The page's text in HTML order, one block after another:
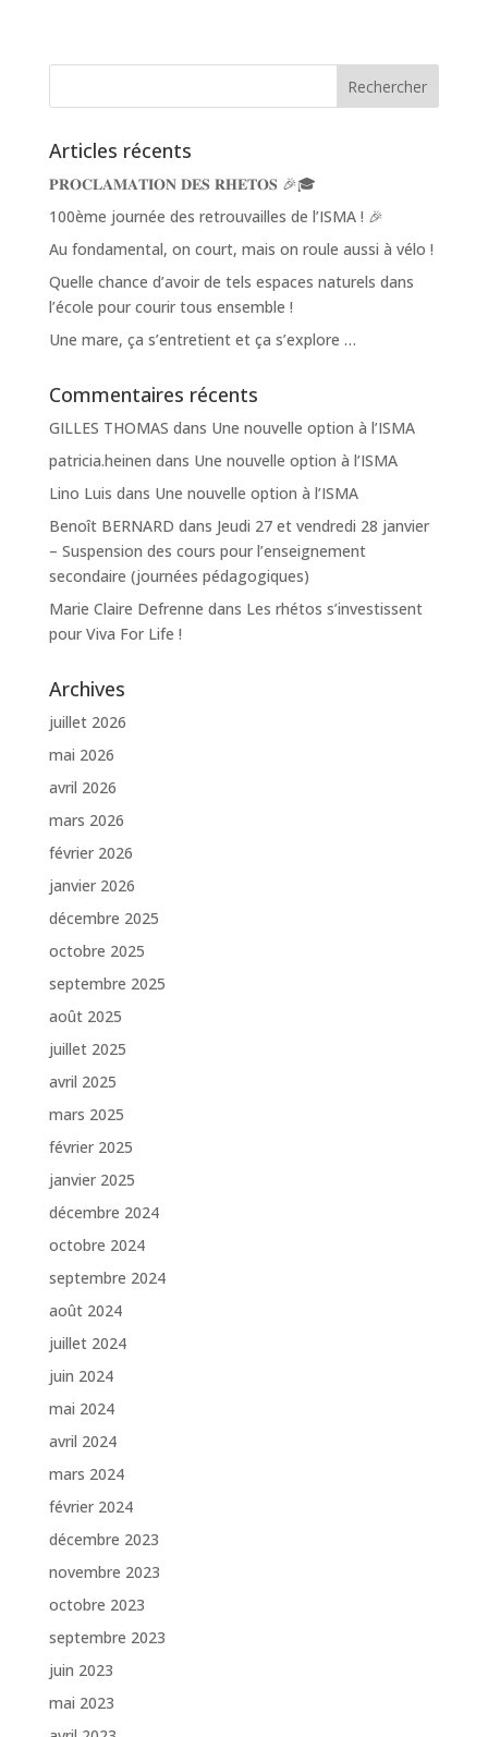
Articles récents
𝐏𝐑𝐎𝐂𝐋𝐀𝐌𝐀𝐓𝐈𝐎𝐍 𝐃𝐄𝐒 𝐑𝐇𝐄𝐓𝐎𝐒 🎉🎓
100ème journée des retrouvailles de l’ISMA ! 🎉
Au fondamental, on court, mais on roule aussi à vélo !
Quelle chance d’avoir de tels espaces naturels dans
l’école pour courir tous ensemble !
Une mare, ça s’entretient et ça s’explore …
Commentaires récents
GILLES THOMAS dans Une nouvelle option à l’ISMA
patricia.heinen dans Une nouvelle option à l’ISMA
Lino Luis dans Une nouvelle option à l’ISMA
Benoît BERNARD dans Jeudi 27 et vendredi 28 janvier
– Suspension des cours pour l’enseignement
secondaire (journées pédagogiques)
Marie Claire Defrenne dans Les rhétos s’investissent
pour Viva For Life !
Archives
juillet 2026
mai 2026
avril 2026
mars 2026
février 2026
janvier 2026
décembre 2025
octobre 2025
septembre 2025
août 2025
juillet 2025
avril 2025
mars 2025
février 2025
janvier 2025
décembre 2024
octobre 2024
septembre 2024
août 2024
juillet 2024
juin 2024
mai 2024
avril 2024
mars 2024
février 2024
décembre 2023
novembre 2023
octobre 2023
septembre 2023
juin 2023
mai 2023